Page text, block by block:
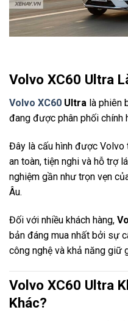
Volvo XC60 Ultra
Volvo XC60 Ultra là phiên
đang được phân phối chính
Đây là cấu hình được Volvo
an toàn, tiện nghi và hỗ trợ
nghiệm gần như trọn vẹn
Âu.
Đối với nhiều khách hàng,
bản đáng mua nhất bởi sự
công nghệ và khả năng giữ
Volvo XC60 Ultra
Khác?